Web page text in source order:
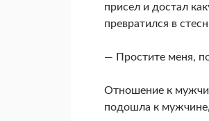
присел и достал
превратился в
— Простите меня,
Отношение к
подошла к мужчине,